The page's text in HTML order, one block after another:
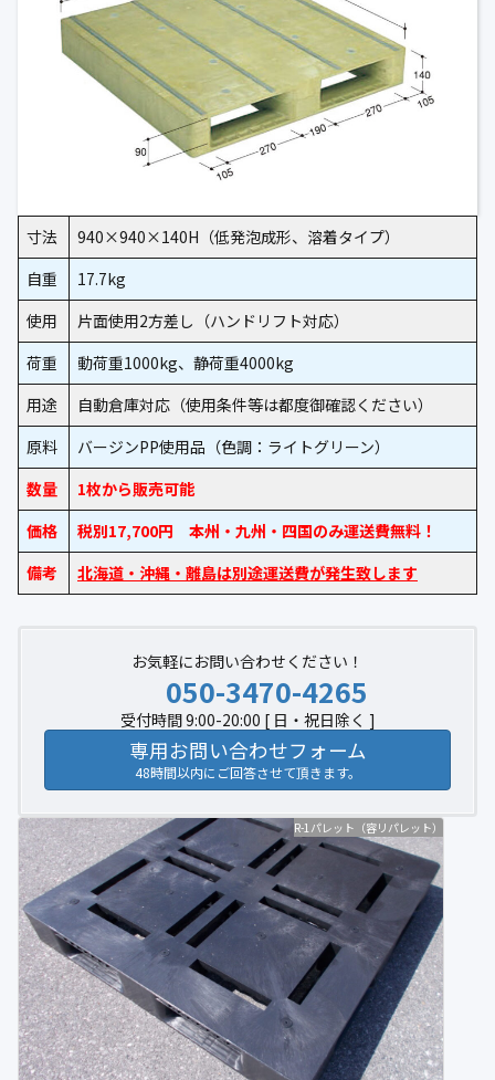
寸法
940×940×140H（低発泡成形、溶着タイプ）
自重
17.7kg
使用
片面使用2方差し（ハンドリフト対応）
荷重
動荷重1000kg、静荷重4000kg
用途
自動倉庫対応（使用条件等は都度御確認ください）
原料
バージンPP使用品（色調：ライトグリーン）
数量
1枚から販売可能
価格
税別17,700円 本州・九州・四国のみ運送費無料！
備考
北海道・沖縄・離島は別途運送費が発生致します
お気軽にお問い合わせください！
050-3470-4265
受付時間 9:00-20:00 [ 日・祝日除く ]
専用お問い合わせフォーム
48時間以内にご回答させて頂きます。
R-1パレット（容リパレット）